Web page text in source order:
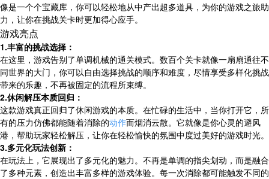
像是一个个宝藏库，你可以轻松地从中产出超多道具，为你的游戏之旅助
力，让你在挑战关卡时更加得心应手。
游戏亮点
1.丰富的挑战选择：
在这里，游戏告别了单调机械的通关模式。数百个关卡就像一扇扇通往不
同世界的大门，你可以自由选择挑战的顺序和难度，尽情享受多样化挑战
带来的乐趣，不再被固定的流程所束缚。
2.休闲解压本质回归：
这款游戏真正回归了休闲游戏的本质。在忙碌的生活中，当你打开它，所
有的压力仿佛都能随着消除的动作而烟消云散。它就像是你心灵的避风
港，帮助玩家轻松解压，让你在轻松愉快的氛围中度过美好的游戏时光。
3.多元化玩法创新：
在玩法上，它展现出了多元化的魅力。不再是单调的指尖划动，而是融合
了多种元素，创造出丰富多样的游戏体验。每一次消除都可能触发不同的